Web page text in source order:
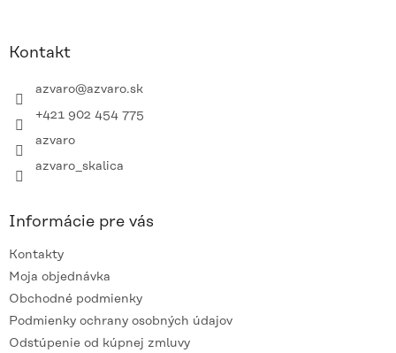
Kontakt
azvaro@azvaro.sk
+421 902 454 775
azvaro
azvaro_skalica
Informácie pre vás
Kontakty
Moja objednávka
Obchodné podmienky
Podmienky ochrany osobných údajov
Odstúpenie od kúpnej zmluvy